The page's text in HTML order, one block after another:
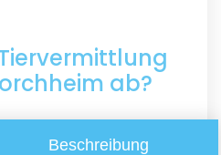
ab?
Beschreibung